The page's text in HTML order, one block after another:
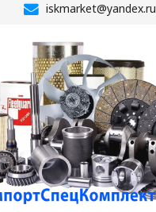
iskmarket@yandex.ru